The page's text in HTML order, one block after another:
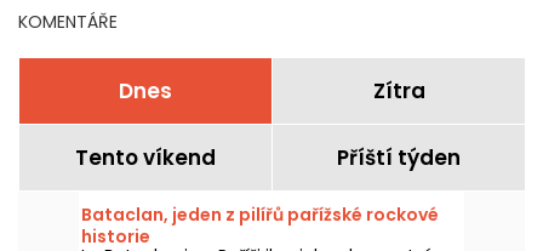
KOMENTÁŘE
Dnes Zítra
Tento víkend Příští týden
Bataclan, jeden z pilířů pařížské rockové
historie